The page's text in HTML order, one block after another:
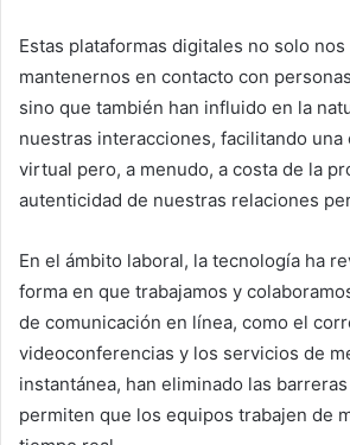
Estas plataformas digitales no solo
mantenernos en contacto con
sino que también han influido en la
nuestras interacciones, facilitando
virtual pero, a menudo, a costa de la
autenticidad de nuestras relaciones
En el ámbito laboral, la tecnología ha
forma en que trabajamos y
de comunicación en línea, como el
videoconferencias y los servicios de
instantánea, han eliminado las
permiten que los equipos trabajen de